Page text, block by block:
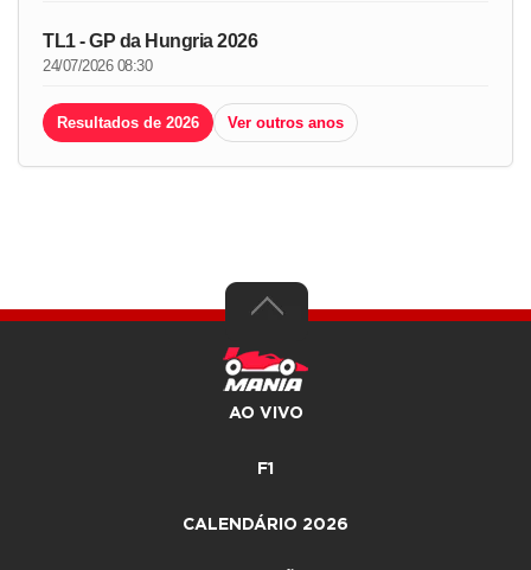
TL1 - GP da Hungria 2026
24/07/2026 08:30
Resultados de 2026 Ver outros anos
AO VIVO
F1
CALENDÁRIO 2026